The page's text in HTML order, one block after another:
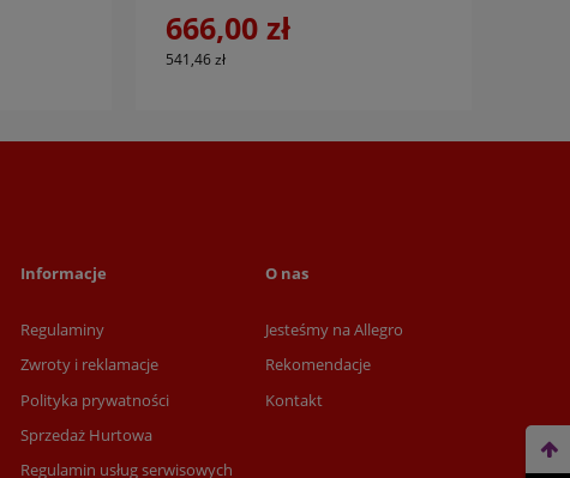
666,00 zł
541,46 zł
Informacje
Regulaminy
Zwroty i reklamacje
Polityka prywatności
Sprzedaż Hurtowa
Regulamin usług serwisowych
O nas
Jesteśmy na Allegro
Rekomendacje
Kontakt